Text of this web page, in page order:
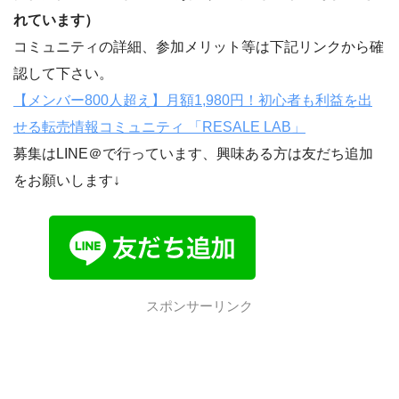
れています）
コミュニティの詳細、参加メリット等は下記リンクから確
認して下さい。
【メンバー800人超え】月額1,980円！初心者も利益を出
せる転売情報コミュニティ 「RESALE LAB」
募集はLINE＠で行っています、興味ある方は友だち追加
をお願いします↓
スポンサーリンク